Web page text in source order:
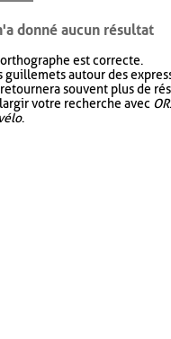
donné aucun résultat
est correcte.
guillemets autour des
souvent plus de
votre recherche avec OR.
.